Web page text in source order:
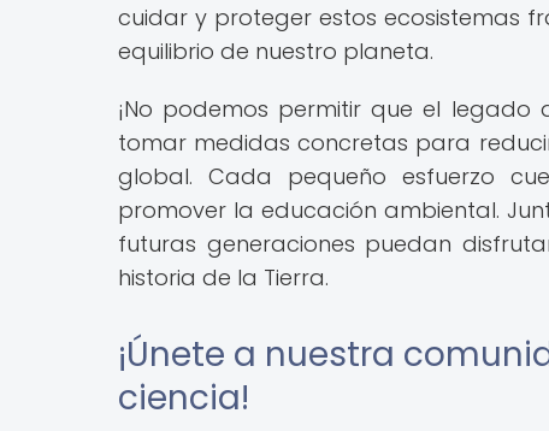
cuidar y proteger estos ecosistemas
equilibrio de nuestro planeta.
¡No podemos permitir que el
tomar medidas concretas para
global. Cada pequeño esfuerzo
promover la educación ambiental.
futuras generaciones puedan
historia de la Tierra.
¡Únete a nuestra
ciencia!